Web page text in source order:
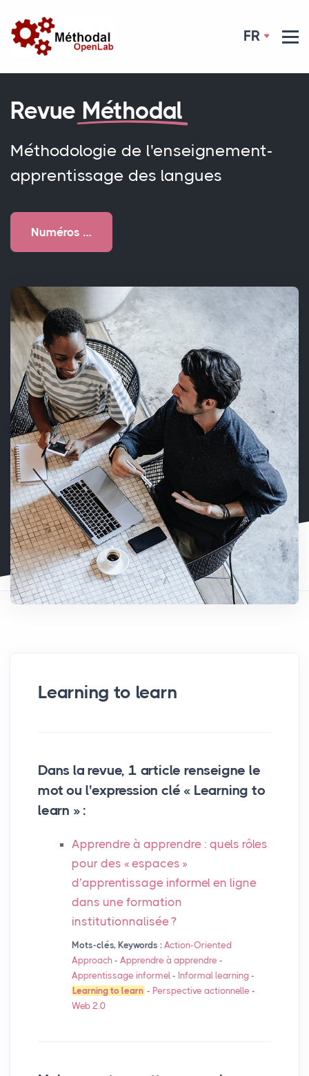
FR
Revue Méthodal
Méthodologie de l'enseignement-
apprentissage des langues
Numéros …
Learning to learn
Dans la revue, 1 article renseigne le
mot ou l'expression clé « Learning to
learn » :
Apprendre à apprendre : quels rôles
pour des « espaces »
d’apprentissage informel en ligne
dans une formation
institutionnalisée?
Mots-clés, Keywords : Action-Oriented
Approach- Apprendre à apprendre -
Apprentissage informel- Informal learning-
Learning to learn - Perspective actionnelle -
Web 2.0